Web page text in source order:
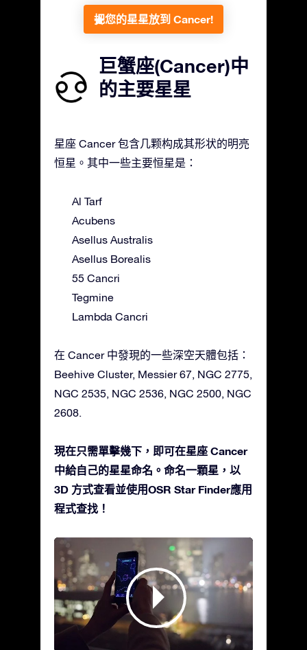
把您的星星放到 Cancer!
巨蟹座(Cancer)中
的主要星星
星座 Cancer 包含几颗构成其形状的明亮
恒星。其中一些主要恒星是：
Al Tarf
Acubens
Asellus Australis
Asellus Borealis
55 Cancri
Tegmine
Lambda Cancri
在 Cancer 中發現的一些深空天體包括：
Beehive Cluster, Messier 67, NGC 2775,
NGC 2535, NGC 2536, NGC 2500, NGC
2608.
現在只需單擊幾下，即可在星座 Cancer
中給自己的星星命名。命名一顆星，以
3D 方式查看並使用OSR Star Finder應用
程式查找！